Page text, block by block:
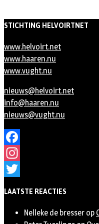
STICHTING HELVOIRTNET
www.helvoirt.net
www.haaren.nu
www.vught.nu
nieuws@helvoirt.net
info@haaren.nu
nieuws@vught.nu
Facebook
Instagram
LAATSTE REACTIES
Nelleke de bresser op